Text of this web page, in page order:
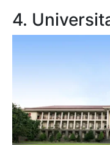
4.